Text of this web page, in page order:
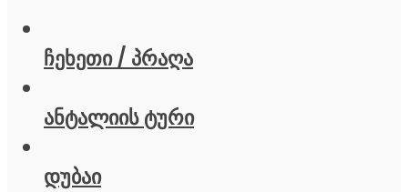
ჩეხეთი / პრაღა
ანტალიის ტური
დუბაი